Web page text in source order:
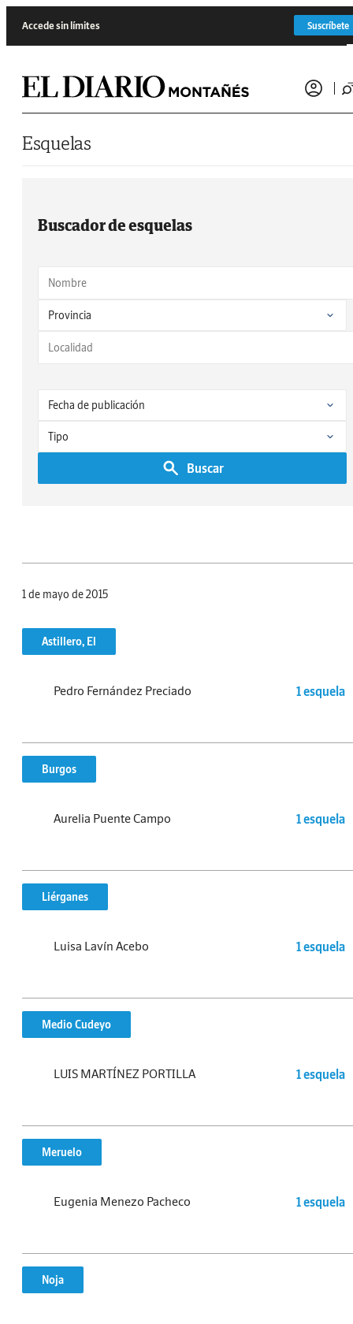
Accede sin límites Suscríbete
Esquelas
Buscador de esquelas
Buscar
1 de mayo de 2015
Astillero, El
Pedro Fernández Preciado 1 esquela
Burgos
Aurelia Puente Campo 1 esquela
Liérganes
Luisa Lavín Acebo 1 esquela
Medio Cudeyo
LUIS MARTÍNEZ PORTILLA 1 esquela
Meruelo
Eugenia Menezo Pacheco 1 esquela
Noja